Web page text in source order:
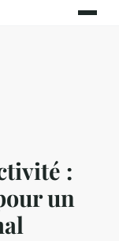
:
un